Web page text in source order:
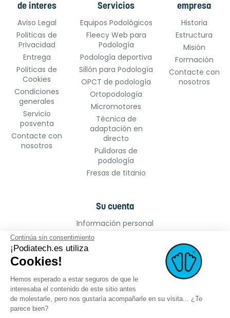
de interes
Aviso Legal
Politicas de
Privacidad
Entrega
Politicas de
Cookies
Condiciones
generales
Servicio
posventa
Contacte con
nosotros
Servicios
Equipos Podológicos
Fleecy Web para
Podología
Podología deportiva
Sillón para Podología
OPCT de podología
Ortopodología
Micromotores
Técnica de
adaptación en
directo
Pulidoras de
podología
Fresas de titanio
empresa
Historia
Estructura
Misión
Formación
Contacte con
nosotros
Su cuenta
Información personal
Facturas por abono
Mis alertas
Continúa sin consentimiento
¡Podiatech.es utiliza
Cookies!
Hemos esperado a estar seguros de que le
interesaba el contenido de este sitio antes
de molestarle, pero nos gustaría acompañarle en su visita... ¿Te
parece bien?